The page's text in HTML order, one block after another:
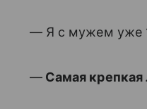
— Я с мужем уже
— Самая